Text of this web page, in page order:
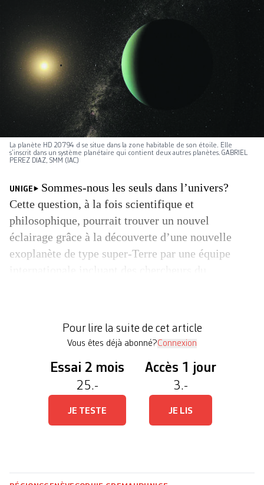
La planète HD 20794 d se situe dans la zone habitable de son étoile. Elle
s’inscrit dans un système planétaire qui contient deux autres planètes. GABRIEL
PEREZ DIAZ, SMM (IAC)
UNIGE
Sommes-nous les seuls dans l’univers?
Cette question, à la fois scientifique et
philosophique, pourrait trouver un nouvel
éclairage grâce à la découverte d’une nouvelle
exoplanète de type super-Terre par une équipe
l’Université de Genève, […]
Pour lire la suite de cet article
Vous êtes déjà abonné?Connexion
Essai 2 mois
25.-
JE TESTE
Accès 1 jour
3.-
JE LIS